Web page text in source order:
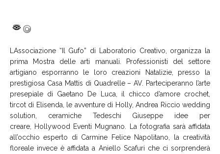
LAssociazione “Il Gufo” di Laboratorio Creativo, organizza la
prima Mostra delle arti manuali. Professionisti del settore
artigiano esporranno le loro creazioni Natalizie, presso la
prestigiosa Casa Mattis di Quadrelle – AV. Parteciperanno l’arte
presepiale di Gaetano De Luca, il chicco d’amore crochet,
tircot di Elisenda, le avventure di Holly, Andrea Riccio wedding
solution, ceramiche Tedeschi Giuseppe idee per
creare, Hollywood Eventi Mugnano. La fotografia sarà affidata
all’occhio esperto di Carmine Felice Napolitano, la creatività
floreale invece è affidata a Aniello Scafuri che ci sorprenderà